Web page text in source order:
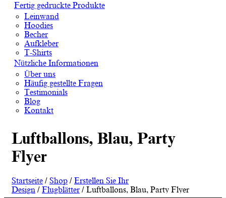
Fertig gedruckte Produkte
Leinwand
Hoodies
Becher
Aufkleber
T-Shirts
Nützliche Informationen
Über uns
Häufig gestellte Fragen
Testimonials
Blog
Kontakt
Luftballons, Blau, Party
Flyer
Startseite / Shop / Erstellen Sie Ihr
Design / Flugblätter / Luftballons, Blau, Party Flyer